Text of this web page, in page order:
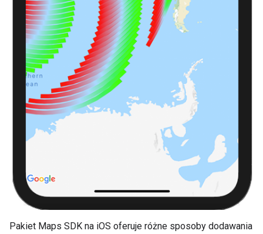
Pakiet Maps SDK na iOS oferuje różne sposoby dodawania